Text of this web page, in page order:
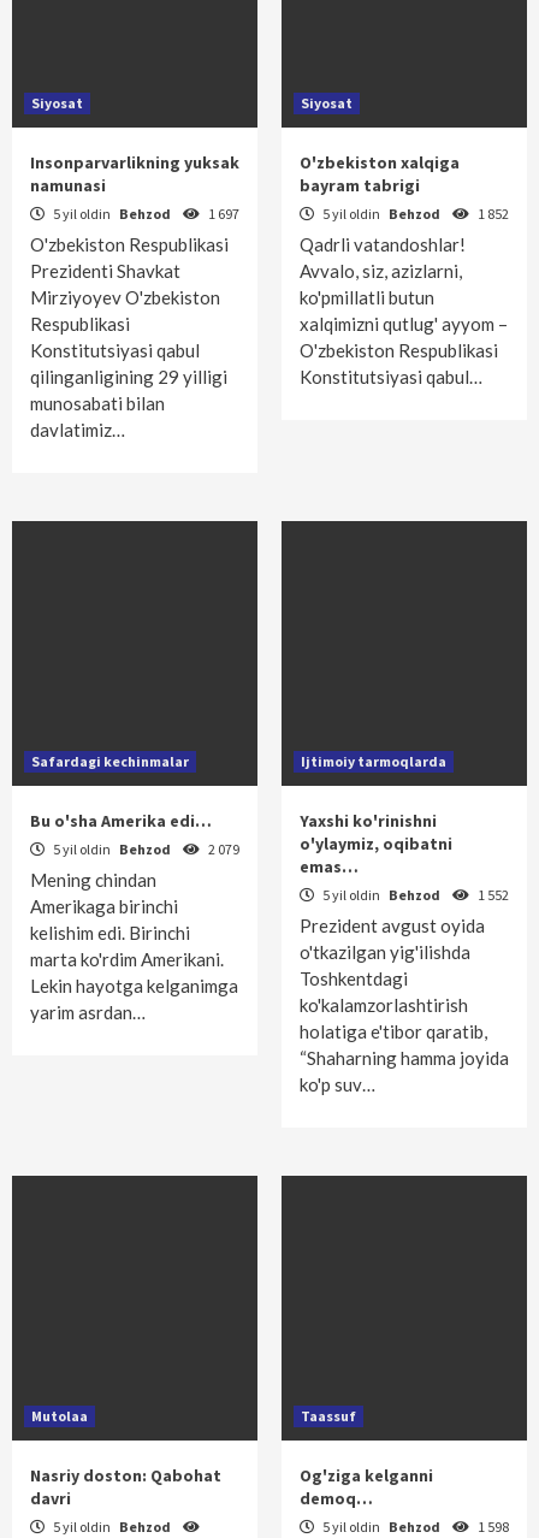
Siyosat
Insonparvarlikning yuksak
namunasi
5 yil oldin Behzod 1 697
O'zbekiston Respublikasi
Prezidenti Shavkat
Mirziyoyev O'zbekiston
Respublikasi
Konstitutsiyasi qabul
qilinganligining 29 yilligi
munosabati bilan
davlatimiz…
Siyosat
O'zbekiston xalqiga
bayram tabrigi
5 yil oldin Behzod 1 852
Qadrli vatandoshlar!
Avvalo, siz, azizlarni,
ko'pmillatli butun
xalqimizni qutlug' ayyom –
O'zbekiston Respublikasi
Konstitutsiyasi qabul…
Safardagi kechinmalar
Bu o'sha Amerika edi…
5 yil oldin Behzod 2 079
Mening chindan
Amerikaga birinchi
kelishim edi. Birinchi
marta ko'rdim Amerikani.
Lekin hayotga kelganimga
yarim asrdan…
Ijtimoiy tarmoqlarda
Yaxshi ko'rinishni
o'ylaymiz, oqibatni
emas…
5 yil oldin Behzod 1 552
Prezident avgust oyida
o'tkazilgan yig'ilishda
Toshkentdagi
ko'kalamzorlashtirish
holatiga e'tibor qaratib,
“Shaharning hamma joyida
ko'p suv…
Mutolaa
Nasriy doston: Qabohat
davri
5 yil oldin Behzod
Taassuf
Og'ziga kelganni
demoq…
5 yil oldin Behzod 1 598